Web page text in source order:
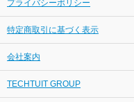
プライバシーポリシー
特定商取引に基づく表示
会社案内
TECHTUIT GROUP